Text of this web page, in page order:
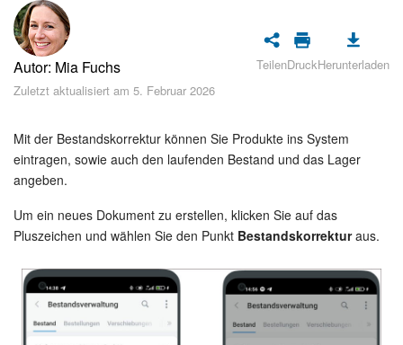
Sicherheit
Womit fangen Sie an?
Feed
Abonnement
Aufgaben und Projekte
KI-Projekte
Messenger
Collabs
Autor: Mia Fuchs
Zuletzt aktualisiert am 5. Februar 2026
TeilenDruckHerunterladen
Mit der Bestandskorrektur können Sie Produkte ins System
eintragen, sowie auch den laufenden Bestand und das Lager
angeben.
Um ein neues Dokument zu erstellen, klicken Sie auf das
Pluszeichen und wählen Sie den Punkt Bestandskorrekturaus.